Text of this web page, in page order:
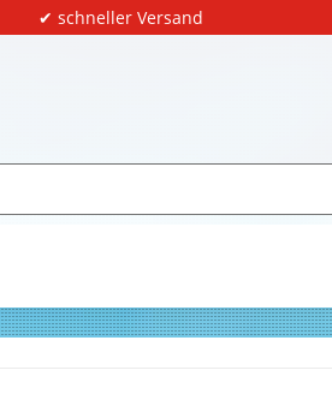
✔ schneller Versand